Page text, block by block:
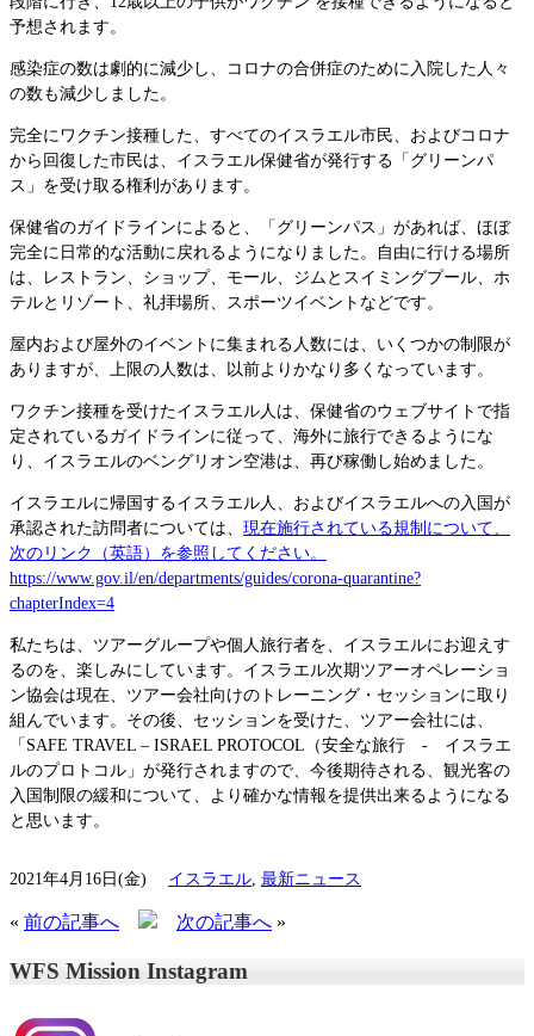
予想されます。
感染症の数は劇的に減少し、コロナの合併症のために入院した人々
の数も減少しました。
完全にワクチン接種した、すべてのイスラエル市民、およびコロナ
から回復した市民は、イスラエル保健省が発行する「グリーンパ
ス」を受け取る権利があります。
保健省のガイドラインによると、「グリーンパス」があれば、ほぼ
完全に日常的な活動に戻れるようになりました。自由に行ける場所
は、レストラン、ショップ、モール、ジムとスイミングプール、ホ
テルとリゾート、礼拝場所、スポーツイベントなどです。
屋内および屋外のイベントに集まれる人数には、いくつかの制限が
ありますが、上限の人数は、以前よりかなり多くなっています。
ワクチン接種を受けたイスラエル人は、保健省のウェブサイトで指
定されているガイドラインに従って、海外に旅行できるようにな
り、イスラエルのベングリオン空港は、再び稼働し始めました。
イスラエルに帰国するイスラエル人、およびイスラエルへの入国が
承認された訪問者については、 現在施行されている規制について、
次のリンク（英語）を参照してください。
https://www.gov.il/en/departments/guides/corona-quarantine?
chapterIndex=4
私たちは、ツアーグループや個人旅行者を、イスラエルにお迎えす
るのを、楽しみにしています。イスラエル次期ツアーオペレーショ
ン協会は現在、ツアー会社向けのトレーニング・セッションに取り
組んでいます。その後、セッションを受けた、ツアー会社には、
「SAFE TRAVEL – ISRAEL PROTOCOL（安全な旅行 - イスラエ
ルのプロトコル」が発行されますので、今後期待される、観光客の
入国制限の緩和について、より確かな情報を提供出来るようになる
と思います。
2021年4月16日(金) イスラエル 最新ニュース
« 前の記事へ 次の記事へ »
WFS Mission Instagram